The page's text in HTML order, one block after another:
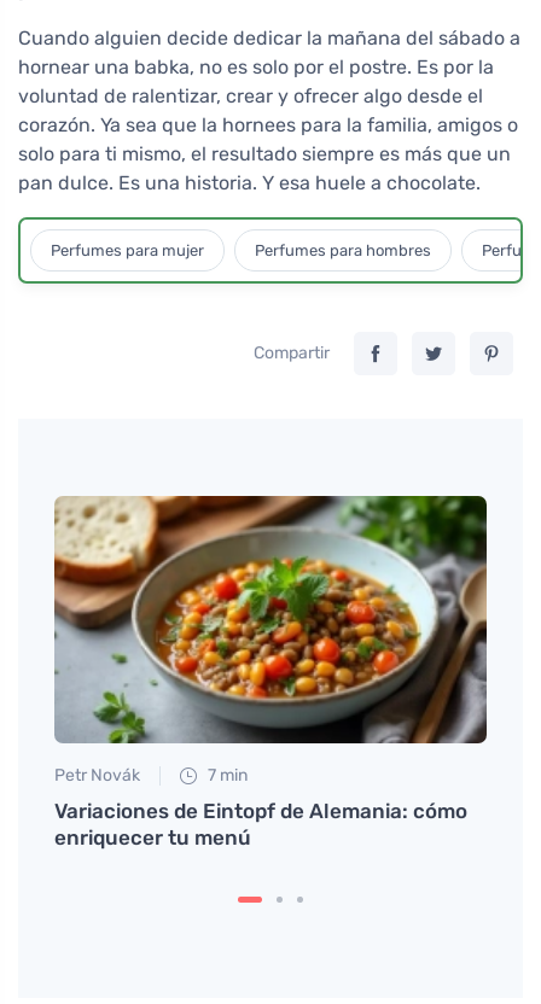
Cuando alguien decide dedicar la mañana del sábado a
hornear una babka, no es solo por el postre. Es por la
voluntad de ralentizar, crear y ofrecer algo desde el
corazón. Ya sea que la hornees para la familia, amigos o
solo para ti mismo, el resultado siempre es más que un
pan dulce. Es una historia. Y esa huele a chocolate.
Perfumes para mujer Perfumes para hombres
Compartir
Petr Novák 7 min
Variaciones de Eintopf de Alemania: cómo
enriquecer tu menú